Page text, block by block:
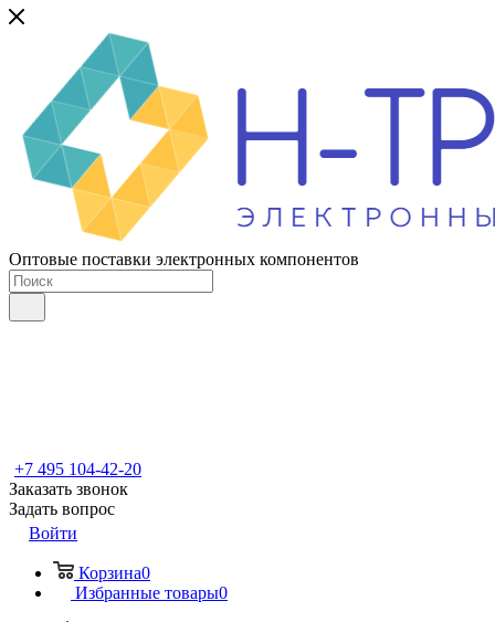
Оптовые поставки электронных компонентов
+7 495 104-42-20
Заказать звонок
Задать вопрос
Войти
Корзина0
Избранные товары0